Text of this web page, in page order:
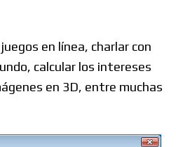
en línea, charlar con
calcular los intereses
en 3D, entre muchas